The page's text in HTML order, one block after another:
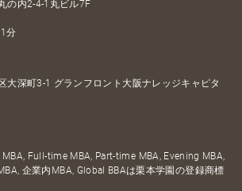
の内2-4-1丸ビル7F
分
大深町3-1 グランフロント大阪ナレッジキャピタ
Full-time MBA, Part-time MBA, Evening MBA,
企業内MBA, Global BBAは栗本学園の登録商標